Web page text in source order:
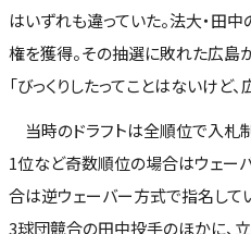
はいずれも違っていた。法大・田
権を獲得。その抽選に敗れた広島
「びっくりしたってことはないけど
当時のドラフトは全順位で入札
1位など奇数順位の場合はウェー
合は逆ウェーバー方式で指名して
3球団競合の田中投手のほかに、